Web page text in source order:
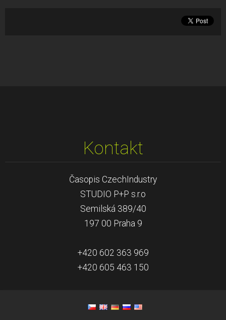
Kontakt
Časopis CzechIndustry
STUDIO P+P s.r.o
Semilská 389/40
197 00 Praha 9
+420 602 363 969
+420 605 463 150